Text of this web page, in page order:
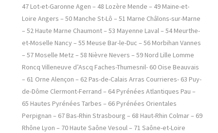
47 Lot-et-Garonne Agen – 48 Lozère Mende – 49 Maine-et-
Loire Angers – 50 Manche St-Lô – 51 Marne Châlons-sur-Marne
– 52 Haute Marne Chaumont – 53 Mayenne Laval – 54 Meurthe-
et-Moselle Nancy – 55 Meuse Bar-le-Duc – 56 Morbihan Vannes
– 57 Moselle Metz – 58 Nièvre Nevers – 59 Nord Lille Lomme
Roncq Villeneuve d’Ascq Faches-Thumesnil- 60 Oise Beauvais
– 61 Orne Alençon – 62 Pas-de-Calais Arras Courrieres- 63 Puy-
de-Dôme Clermont-Ferrand – 64 Pyrénées Atlantiques Pau –
65 Hautes Pyrénées Tarbes – 66 Pyrénées Orientales
Perpignan – 67 Bas-Rhin Strasbourg – 68 Haut-Rhin Colmar – 69
Rhône Lyon – 70 Haute Saône Vesoul – 71 Saône-et-Loire